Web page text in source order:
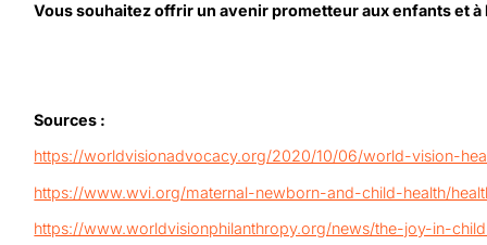
Vous souhaitez offrir un avenir prometteur aux enfants et
Sources :
https://worldvisionadvocacy.org/2020/10/06/world-vision-
https://www.wvi.org/maternal-newborn-and-child-health/
https://www.worldvisionphilanthropy.org/news/the-joy-in-